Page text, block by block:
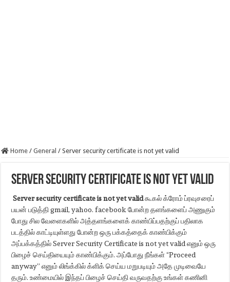
Home / General / Server security certificate is not yet valid
Server security certificate is not yet valid
Server security certificate is not yet validகூகல் க்ரோம் ப்ரவுசரைப்
பயன் படுத்தி gmail, yahoo. facebook போன்ற தளங்களைப் அணுகும்
போது சில வேளைகளில் அத்தளங்களைக் காண்பிப்பதற்குப் பதிலாக
படத்தில் காட்டியுள்ளது போன்ற ஒரு பக்கத்தைக் காண்பிக்கும்
அப்பக்கத்தில் Server Security Certificate is not yet valid எனும் ஒரு
பிழைச் செய்தியையும் காண்பிக்கும். அப்போது நீங்கள் “Proceed
anyway” எனும் லிங்க்கில் க்ளிக் செய்ய மறுபடியும் அதே முடிவையே
தரும். உண்மையில் இந்தப் பிழைச் செய்தி வருவதற்கு உங்கள் கணினி